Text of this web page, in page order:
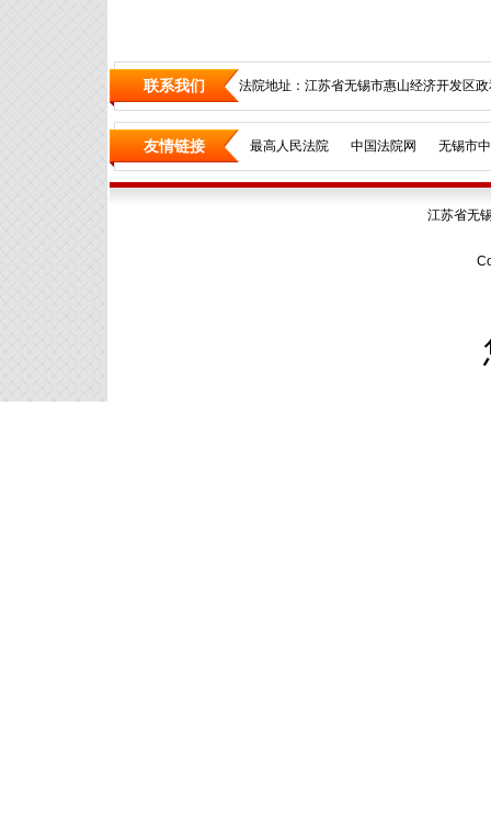
联系我们 法院地址：江苏省无锡市惠山经济开发
友情链接 最高人民法院 中国法院网 无锡市
江苏省无